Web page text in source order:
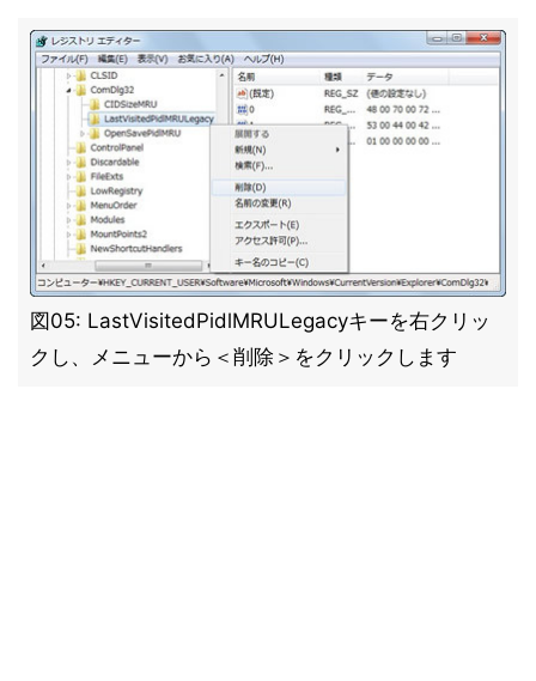
図05: LastVisitedPidlMRULegacyキーを右クリッ
クし、メニューから＜削除＞をクリックします